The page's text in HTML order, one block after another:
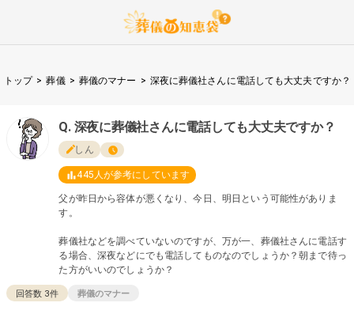
トップ > 葬儀 > 葬儀のマナー > 深夜に葬儀社さんに電話しても大丈夫ですか？
深夜に葬儀社さんに電話しても大丈夫ですか？
しん
445 人が参考にしています
父が昨日から容体が悪くなり、今日、明日という可能性がありま
す。
葬儀社などを調べていないのですが、万が一、葬儀社さんに電話す
る場合、深夜などにでも電話してものなのでしょうか？朝まで待っ
た方がいいのでしょうか？
回答数 3件 葬儀のマナー